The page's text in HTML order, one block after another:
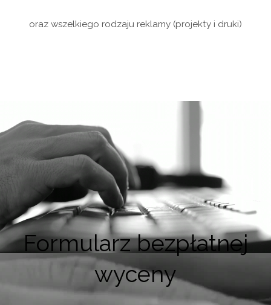
oraz wszelkiego rodzaju reklamy (projekty i druki)
Formularz bezpłatnej
wyceny